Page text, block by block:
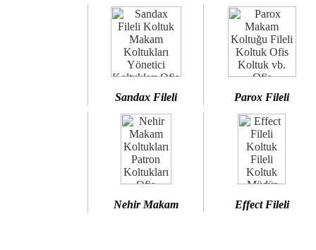
Sandax Fileli Parox Fileli
Nehir Makam Effect Fileli